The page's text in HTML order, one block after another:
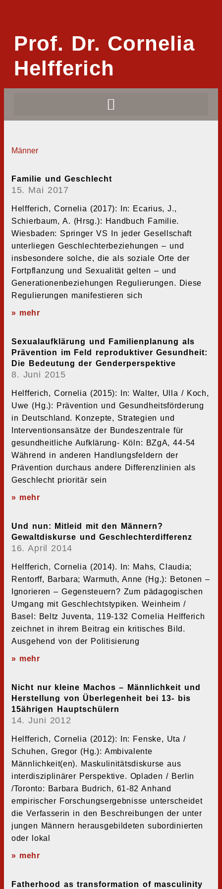
Prof. Dr. Cornelia
Helfferich
Männer
Familie und Geschlecht
15. Mai 2017
Helfferich, Cornelia (2017): In: Ecarius, J.,
Schierbaum, A. (Hrsg.): Handbuch Familie.
Wiesbaden: Springer VS In jeder Gesellschaft
unterliegen Geschlechterbeziehungen – und
insbesondere solche, die als soziale Orte der
Fortpflanzung und Sexualität gelten – und
Generationenbeziehungen Regulierungen. Diese
Regulierungen manifestieren sich
» mehr
Sexualaufklärung und Familienplanung als
Prävention im Feld reproduktiver Gesundheit:
Die Bedeutung der Genderperspektive
8. Juni 2015
Helfferich, Cornelia (2015): In: Walter, Ulla / Koch,
Uwe (Hg.): Prävention und Gesundheitsförderung
in Deutschland. Konzepte, Strategien und
Interventionsansätze der Bundeszentrale für
gesundheitliche Aufklärung- Köln: BZgA, 44-54
Während in anderen Handlungsfeldern der
Prävention durchaus andere Differenzlinien als
Geschlecht prioritär sein
» mehr
Und nun: Mitleid mit den Männern?
Gewaltdiskurse und Geschlechterdifferenz
16. April 2014
Helfferich, Cornelia (2014). In: Mahs, Claudia;
Rentorff, Barbara; Warmuth, Anne (Hg.): Betonen –
Ignorieren – Gegensteuern? Zum pädagogischen
Umgang mit Geschlechtstypiken. Weinheim /
Basel: Beltz Juventa, 119-132 Cornelia Helfferich
zeichnet in ihrem Beitrag ein kritisches Bild.
Ausgehend von der Politisierung
» mehr
Nicht nur kleine Machos – Männlichkeit und
Herstellung von Überlegenheit bei 13- bis
15ährigen Hauptschülern
14. Juni 2012
Helfferich, Cornelia (2012): In: Fenske, Uta /
Schuhen, Gregor (Hg.): Ambivalente
Männlichkeit(en). Maskulinitätsdiskurse aus
interdisziplinärer Perspektive. Opladen / Berlin
/Toronto: Barbara Budrich, 61-82 Anhand
empirischer Forschungsergebnisse unterscheidet
die Verfasserin in den Beschreibungen der unter
jungen Männern herausgebildeten subordinierten
oder lokal
» mehr
Fatherhood as transformation of masculinity